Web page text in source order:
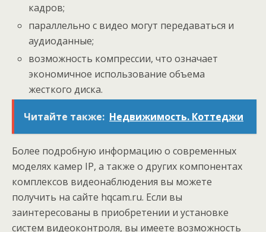
кадров;
параллельно с видео могут передаваться и
аудиоданные;
возможность компрессии, что означает
экономичное использование объема
жесткого диска.
Читайте также: Недвижимость. Коттеджи
Более подробную информацию о современных
моделях камер IP, а также о других компонентах
комплексов видеонаблюдения вы можете
получить на сайте hqcam.ru. Если вы
заинтересованы в приобретении и установке
систем видеоконтроля, вы имеете возможность